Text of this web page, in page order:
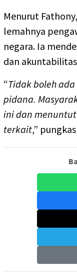
Menurut
lemahnya
negara. Ia
dan
“Tidak boleh
pidana.
ini dan
terkait,”